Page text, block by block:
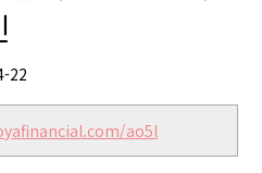
ao5l